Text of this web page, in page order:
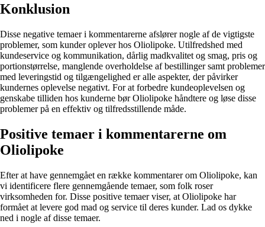
Konklusion
Disse negative temaer i kommentarerne afslører nogle af de vigtigste
problemer, som kunder oplever hos Oliolipoke. Utilfredshed med
kundeservice og kommunikation, dårlig madkvalitet og smag, pris og
portionstørrelse, manglende overholdelse af bestillinger samt problemer
med leveringstid og tilgængelighed er alle aspekter, der påvirker
kundernes oplevelse negativt. For at forbedre kundeoplevelsen og
genskabe tilliden hos kunderne bør Oliolipoke håndtere og løse disse
problemer på en effektiv og tilfredsstillende måde.
Positive temaer i kommentarerne om
Oliolipoke
Efter at have gennemgået en række kommentarer om Oliolipoke, kan
vi identificere flere gennemgående temaer, som folk roser
virksomheden for. Disse positive temaer viser, at Oliolipoke har
formået at levere god mad og service til deres kunder. Lad os dykke
ned i nogle af disse temaer.